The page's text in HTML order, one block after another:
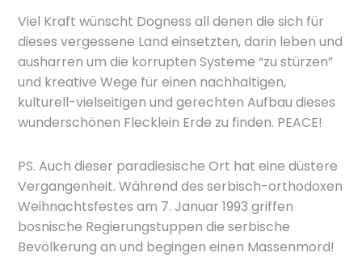
Viel Kraft wünscht Dogness all denen die sich für
dieses vergessene Land einsetzten, darin leben und
ausharren um die korrupten Systeme “zu stürzen”
und kreative Wege für einen nachhaltigen,
kulturell-vielseitigen und gerechten Aufbau dieses
wunderschönen Flecklein Erde zu finden. PEACE!
PS. Auch dieser paradiesische Ort hat eine düstere
Vergangenheit. Während des serbisch-orthodoxen
Weihnachtsfestes am 7. Januar 1993 griffen
bosnische Regierungstuppen die serbische
Bevölkerung an und begingen einen Massenmord!